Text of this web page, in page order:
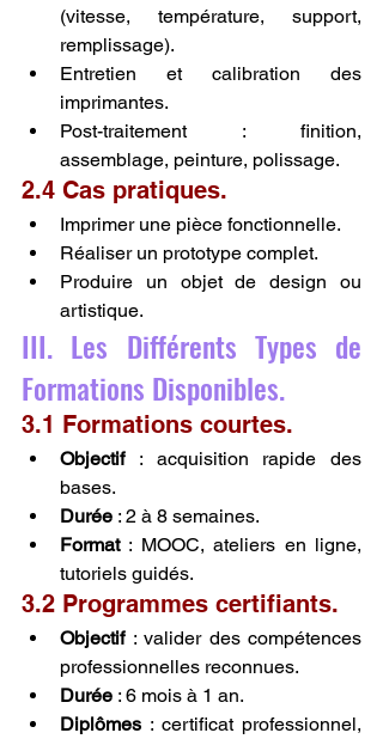
(vitesse, température, support,
remplissage).
Entretien et calibration des
imprimantes.
Post-traitement : finition,
assemblage, peinture, polissage.
2.4 Cas pratiques.
Imprimer une pièce fonctionnelle.
Réaliser un prototype complet.
Produire un objet de design ou
artistique.
III. Les Différents Types de
Formations Disponibles.
3.1 Formations courtes.
Objectif : acquisition rapide des
bases.
Durée : 2 à 8 semaines.
Format : MOOC, ateliers en ligne,
tutoriels guidés.
3.2 Programmes certifiants.
Objectif : valider des compétences
professionnelles reconnues.
Durée : 6 mois à 1 an.
Diplômes : certificat professionnel,